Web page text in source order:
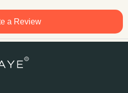
a Review